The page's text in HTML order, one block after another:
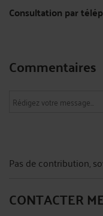
Consultation par
Commentaires
Pas de contribution,
CONTACTER